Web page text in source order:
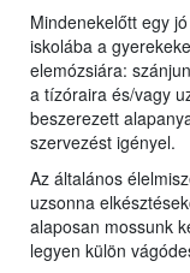
Mindenekelőtt egy
iskolába a
elemózsiára:
a tízóraira és/vagy
beszerezett
szervezést igényel.
Az általános
uzsonna
alaposan mossunk
legyen külön